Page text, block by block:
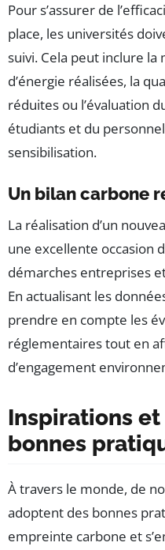
Pour s’assurer de
place, les universités
suivi. Cela peut inclure
d’énergie réalisées, la
réduites ou l’évaluation
étudiants et du
sensibilisation.
Un bilan carbone
La réalisation d’un
une excellente occasion
démarches entreprises
En actualisant les
prendre en compte les
réglementaires tout en
d’engagement
Inspirations
bonnes
À travers le monde, de
adoptent des bonnes
empreinte carbone et